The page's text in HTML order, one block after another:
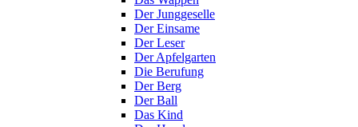
Der Junggeselle
Der Einsame
Der Leser
Der Apfelgarten
Die Berufung
Der Berg
Der Ball
Das Kind